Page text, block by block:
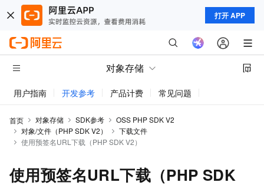
打开 APP
对象存储
用户指南 开发参考 产品计费 常见问题
首页 对象存储 SDK参考
OSS PHP SDK V2
对象/文件（PHP SDK V2）
下载文件
使用预签名URL下载（PHP SDK V2）
使用预签名URL下载（PHP SDK